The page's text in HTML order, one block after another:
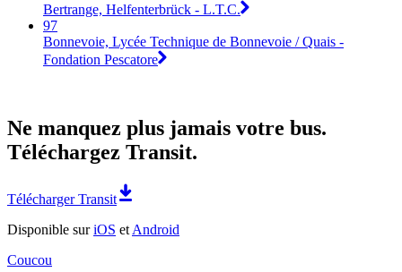
Bertrange, Helfenterbrück - L.T.C.
97
Bonnevoie, Lycée Technique de Bonnevoie / Quais -
Fondation Pescatore
Ne manquez plus jamais votre bus.
Téléchargez Transit.
Télécharger Transit
Disponible suriOS et Android
Coucou